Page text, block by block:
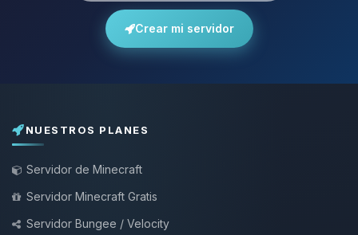
Crear mi servidor
NUESTROS PLANES
Servidor de Minecraft
Servidor Minecraft Gratis
Servidor Bungee / Velocity